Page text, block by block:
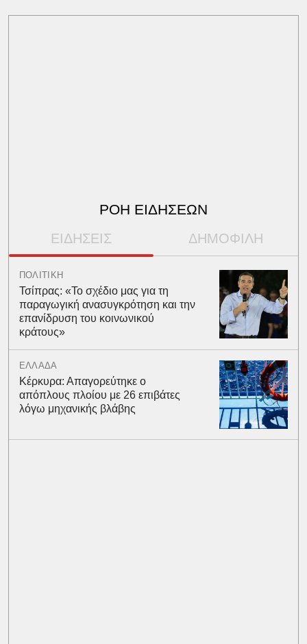
ΡΟΗ ΕΙΔΗΣΕΩΝ
ΕΙΔΗΣΕΙΣ ΔΗΜΟΦΙΛΗ
ΠΟΛΙΤΙΚΗ
Τσίπρας: «Το σχέδιο μας για τη
παραγωγική ανασυγκρότηση και την
επανίδρυση του κοινωνικού
κράτους»
ΕΛΛΑΔΑ
Κέρκυρα: Απαγορεύτηκε ο
απόπλους πλοίου με 26 επιβάτες
λόγω μηχανικής βλάβης